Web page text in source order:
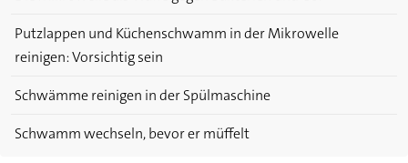
Putzlappen und Küchenschwamm in der Mikrowelle
reinigen: Vorsichtig sein
Schwämme reinigen in der Spülmaschine
Schwamm wechseln, bevor er müffelt